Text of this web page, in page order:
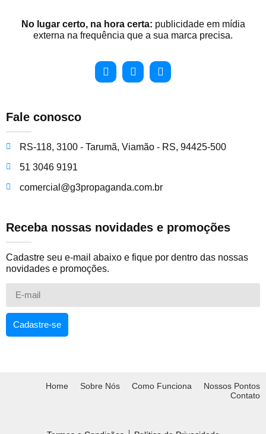
No lugar certo, na hora certa: publicidade em mídia
externa na frequência que a sua marca precisa.
Fale conosco
RS-118, 3100 - Tarumã, Viamão - RS, 94425-500
51 3046 9191
comercial@g3propaganda.com.br
Receba nossas novidades e promoções
Cadastre seu e-mail abaixo e fique por dentro das nossas
novidades e promoções.
Cadastre-se
Home Sobre Nós Como Funciona
Nossos Pontos
Contato